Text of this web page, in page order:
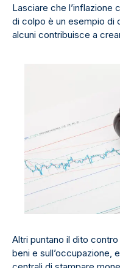
Lasciare che l’inflazione
di colpo è un esempio di
alcuni contribuisce a
Altri puntano il dito
beni e sull’occupazione,